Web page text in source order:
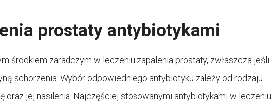
prostaty antybiotykami
środkiem zaradczym w leczeniu zapalenia prostaty, zwłaszcza jeśli
schorzenia. Wybór odpowiedniego antybiotyku zależy od rodzaju
oraz jej nasilenia. Najczęściej stosowanymi antybiotykami w leczeniu